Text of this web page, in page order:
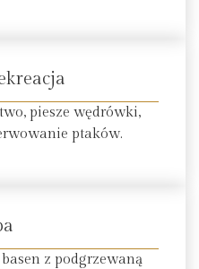
piesze wędrówki,
ptaków.
z podgrzewaną